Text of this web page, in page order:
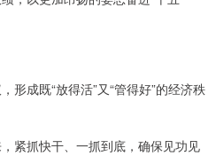
形成既“放得活”又“管得好”的经济秩
紧抓快干、一抓到底，确保见功见